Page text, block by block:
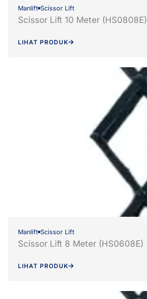
Manlift Scissor Lift
Scissor Lift 10 Meter (HS0808E)
LIHAT PRODUK
Manlift Scissor Lift
Scissor Lift 8 Meter (HS0608E)
LIHAT PRODUK